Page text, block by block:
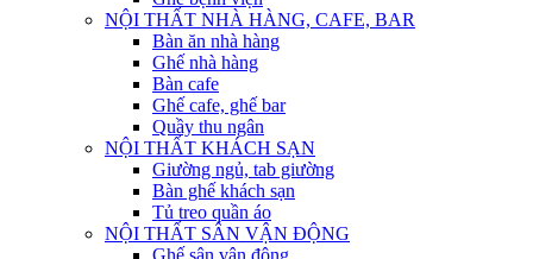
NỘI THẤT NHÀ HÀNG, CAFE, BAR
Bàn ăn nhà hàng
Ghế nhà hàng
Bàn cafe
Ghế cafe, ghế bar
Quầy thu ngân
NỘI THẤT KHÁCH SẠN
Giường ngủ, tab giường
Bàn ghế khách sạn
Tủ treo quần áo
NỘI THẤT SÂN VẬN ĐỘNG
Ghế sân vận động